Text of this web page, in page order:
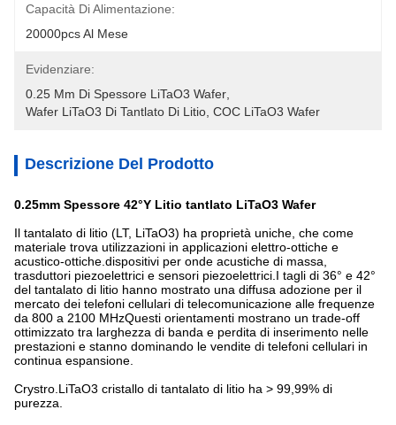
Capacità Di Alimentazione:
20000pcs Al Mese
Evidenziare:
0.25 Mm Di Spessore LiTaO3 Wafer
Wafer LiTaO3 Di Tantlato Di Litio COC LiTaO3 Wafer
Descrizione Del Prodotto
0.25mm Spessore 42°Y Litio tantlato LiTaO3 Wafer
Il tantalato di litio (LT, LiTaO3) ha proprietà uniche, che come
materiale trova utilizzazioni in applicazioni elettro-ottiche e
acustico-ottiche.dispositivi per onde acustiche di massa,
trasduttori piezoelettrici e sensori piezoelettrici.I tagli di 36° e 42°
del tantalato di litio hanno mostrato una diffusa adozione per il
mercato dei telefoni cellulari di telecomunicazione alle frequenze
da 800 a 2100 MHzQuesti orientamenti mostrano un trade-off
ottimizzato tra larghezza di banda e perdita di inserimento nelle
prestazioni e stanno dominando le vendite di telefoni cellulari in
continua espansione.
Crystro. LiTaO3 cristallo di tantalato di litio ha > 99,99% di
purezza.